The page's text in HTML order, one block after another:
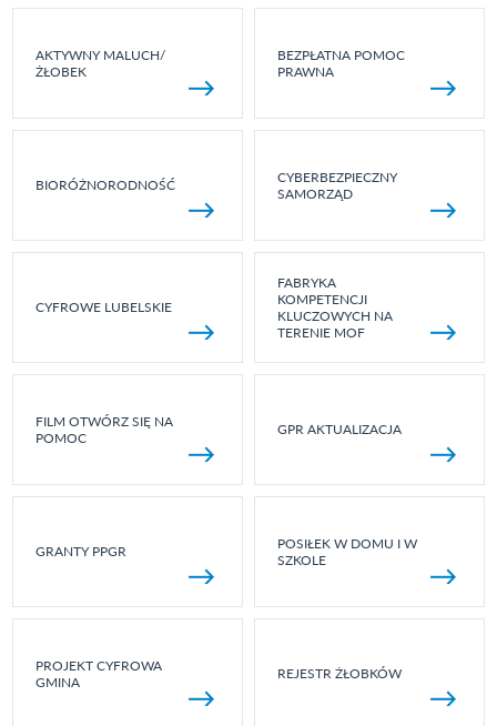
AKTYWNY MALUCH/
ŻŁOBEK
BEZPŁATNA POMOC
PRAWNA
BIORÓŻNORODNOŚĆ
CYBERBEZPIECZNY
SAMORZĄD
CYFROWE LUBELSKIE
FABRYKA
KOMPETENCJI
KLUCZOWYCH NA
TERENIE MOF
FILM OTWÓRZ SIĘ NA
POMOC
GPR AKTUALIZACJA
GRANTY PPGR
POSIŁEK W DOMU I W
SZKOLE
PROJEKT CYFROWA
GMINA
REJESTR ŻŁOBKÓW